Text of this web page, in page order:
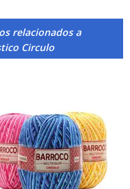
relacionados a
Circulo